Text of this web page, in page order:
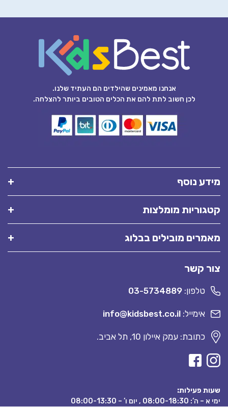
אנחנו מאמינים שהילדים הם העתיד שלנו.
לכן חשוב לתת להם את הכלים הטובים ביותר להצלחה.
מידע נוסף
קטגוריות מומלצות
מאמרים מובילים בבלוג
צור קשר
טלפון: 03-5734889
אימייל: info@kidsbest.co.il
כתובת: עמק איילון 10, תל אביב.
שעות פעילות:
ימי א – ה’: 08:00-18:30 , יום ו’ – 08:00-13:30